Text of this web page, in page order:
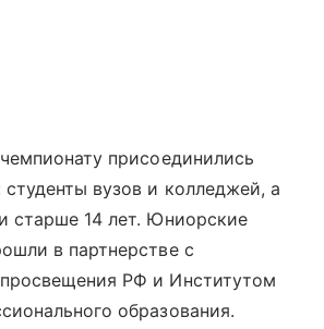
присоединились
вузов и колледжей, а
старше 14 лет. Юниорские
в партнерстве с
РФ и Институтом
образования.